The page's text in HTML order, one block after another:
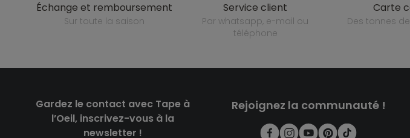
échange et remboursement
sur toute la saison
service client
par whatsapp, e-mail ou
téléphone
carte
des tonnes
Gardez le contact avec Tape à
l’Oeil, inscrivez-vous à la
newsletter !
Rejoignez la communauté !